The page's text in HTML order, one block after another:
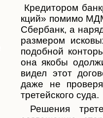
Кредитором
кций» помимо
Сбербанк, а
размером
подобной
она якобы
видел этот
даже не
третейского суда.
Решения